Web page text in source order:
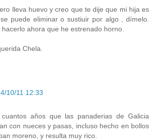
lleva huevo y creo que te dije que mi hija es
puede eliminar o sustiuir por algo , dímelo.
ahora que he estrenado horno.
Chela.
10/11 12:33
años que las panaderias de Galicia
con nueces y pasas, incluso hecho en bollos
moreno, y resulta muy rico.